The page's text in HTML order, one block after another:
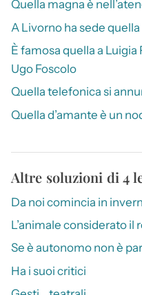
Quella magna è
A Livorno ha sede
È famosa quella a
Ugo Foscolo
Quella telefonica si
Quella d’amante è un
Altre soluzioni di 4
Da noi comincia in
L’animale considerato il
Se è autonomo non è
Ha i suoi critici